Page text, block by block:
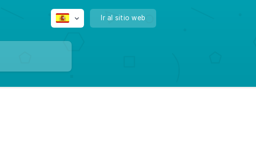
Ir al sitio web